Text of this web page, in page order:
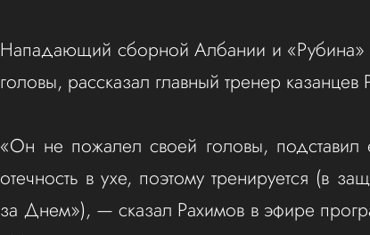
‎Нападающий сборной Албании и
головы, рассказал главный тренер
‎«Он не пожалел своей головы,
отечность в ухе, поэтому тренируется (в
за Днем»), — сказал Рахимов в эфире